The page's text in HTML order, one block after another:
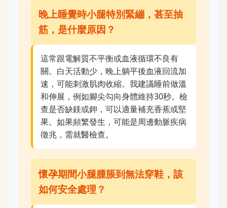
晚上睡覺時小腿特別緊繃，甚至抽
筋，是什麼原因？
這常跟電解質不平衡或血液循環不良有
關。白天活動少，晚上躺平後血液回流加
速，可能刺激肌肉收縮。我建議睡前做溫
和伸展，例如腳尖勾向身體維持30秒。檢
查是否缺鎂或鉀，可以適量補充香蕉或堅
果。如果頻繁發生，可能是周邊動脈疾病
徵兆，需就醫檢查。
懷孕期間小腿腫脹到無法穿鞋，該
如何安全處理？